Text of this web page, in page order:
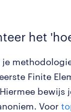
het
Finite
bewijs
Voor